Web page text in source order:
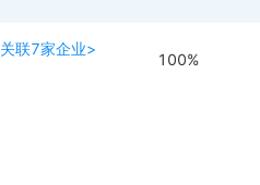
关联7家企业>
100%